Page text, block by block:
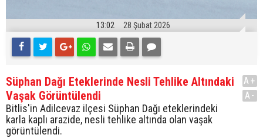
13:02 28 Şubat 2026
Süphan Dağı Eteklerinde Nesli Tehlike Altındaki
Vaşak Görüntülendi
Bitlis'in Adilcevaz ilçesi Süphan Dağı eteklerindeki
karla kaplı arazide, nesli tehlike altında olan vaşak
görüntülendi.
A+
A-